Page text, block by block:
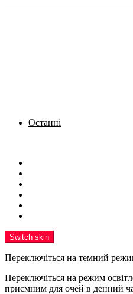
Останні
Switch skin
Переключіться на темний
Переключіться на режим
приємним для очей в денний